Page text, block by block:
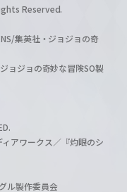
Reserved.
集英社・ジョジョの奇
ョジョの奇妙な冒険SO製
アワークス／『灼眼のシ
ル製作委員会